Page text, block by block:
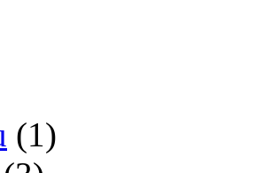
(1)